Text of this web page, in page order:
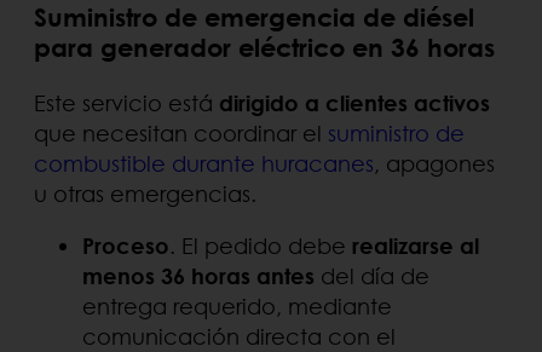
Suministro de emergencia de diésel
para generador eléctrico en 36 horas
Este servicio está dirigido a clientes activos
que necesitan coordinar el suministro de
combustible durante huracanes, apagones
u otras emergencias.
Proceso. El pedido debe realizarse al
menos 36 horas antes del día de
entrega requerido, mediante
comunicación directa con el